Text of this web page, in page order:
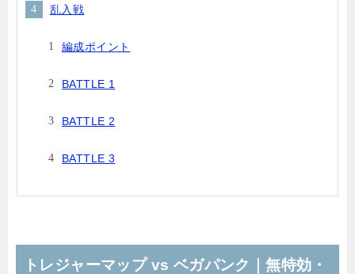
乱入戦
編成ポイント
BATTLE 1
BATTLE 2
BATTLE 3
トレジャーマップ vs ベガパンク｜無特効・